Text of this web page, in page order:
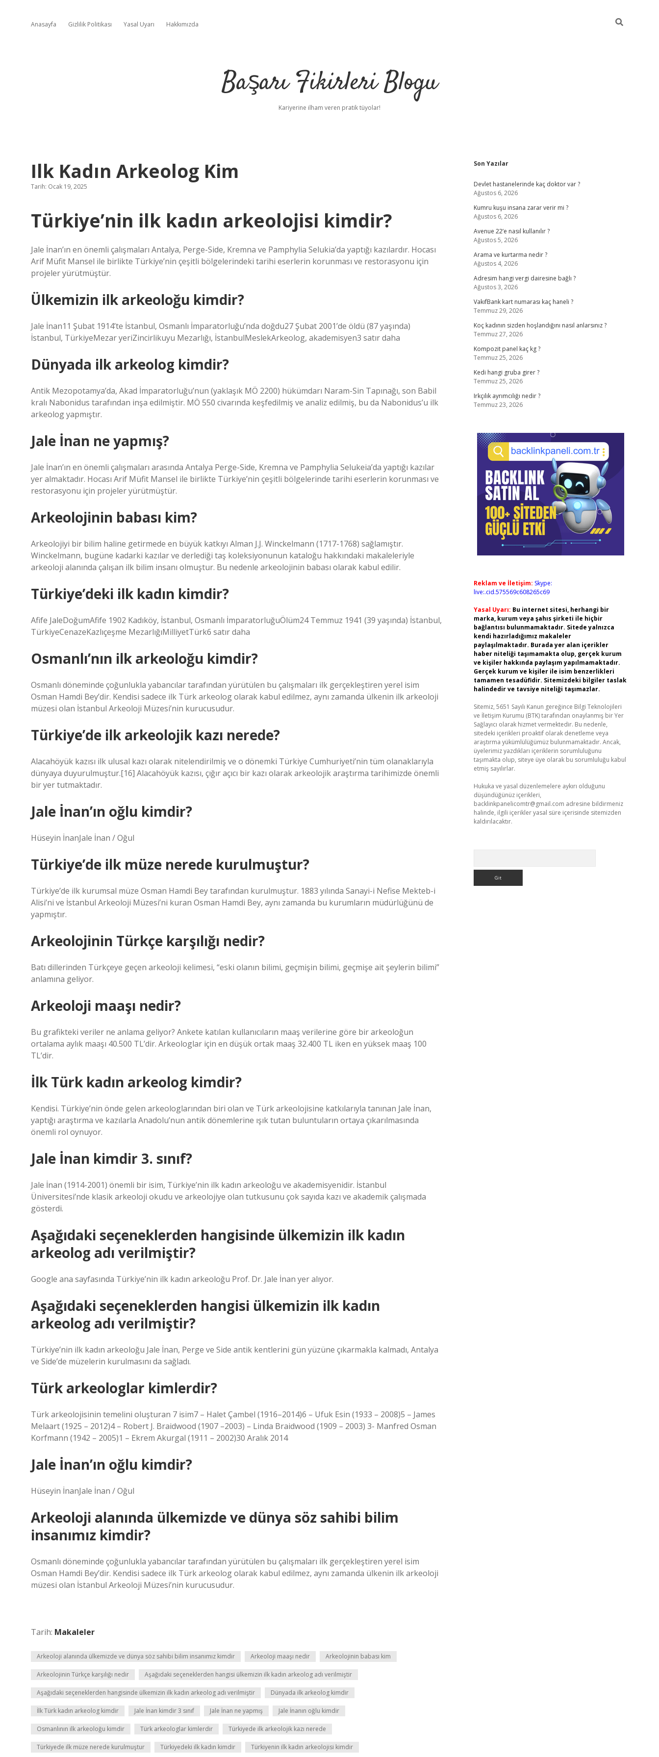
Anasayfa Gizlilik Politikası Yasal Uyarı Hakkımızda
Başarı Fikirleri Blogu
Kariyerine ilham veren pratik tüyolar!
Ilk Kadın Arkeolog Kim
Tarih: Ocak 19, 2025
Türkiye’nin ilk kadın arkeolojisi kimdir?
Jale İnan’ın en önemli çalışmaları Antalya, Perge-Side, Kremna ve Pamphylia Selukia’da yaptığı kazılardır. Hocası
Arif Müfit Mansel ile birlikte Türkiye’nin çeşitli bölgelerindeki tarihi eserlerin korunması ve restorasyonu için
projeler yürütmüştür.
Ülkemizin ilk arkeoloğu kimdir?
Jale İnan11 Şubat 1914’te İstanbul, Osmanlı İmparatorluğu’nda doğdu27 Şubat 2001’de öldü (87 yaşında)
İstanbul, TürkiyeMezar yeriZincirlikuyu Mezarlığı, İstanbulMeslekArkeolog, akademisyen3 satır daha
Dünyada ilk arkeolog kimdir?
Antik Mezopotamya’da, Akad İmparatorluğu’nun (yaklaşık MÖ 2200) hükümdarı Naram-Sin Tapınağı, son Babil
kralı Nabonidus tarafından inşa edilmiştir. MÖ 550 civarında keşfedilmiş ve analiz edilmiş, bu da Nabonidus’u ilk
arkeolog yapmıştır.
Jale İnan ne yapmış?
Jale İnan’ın en önemli çalışmaları arasında Antalya Perge-Side, Kremna ve Pamphylia Selukeia’da yaptığı kazılar
yer almaktadır. Hocası Arif Müfit Mansel ile birlikte Türkiye’nin çeşitli bölgelerinde tarihi eserlerin korunması ve
restorasyonu için projeler yürütmüştür.
Arkeolojinin babası kim?
Arkeolojiyi bir bilim haline getirmede en büyük katkıyı Alman J.J. Winckelmann (1717-1768) sağlamıştır.
Winckelmann, bugüne kadarki kazılar ve derlediği taş koleksiyonunun kataloğu hakkındaki makaleleriyle
arkeoloji alanında çalışan ilk bilim insanı olmuştur. Bu nedenle arkeolojinin babası olarak kabul edilir.
Türkiye’deki ilk kadın kimdir?
Afife JaleDoğumAfife 1902 Kadıköy, İstanbul, Osmanlı İmparatorluğuÖlüm24 Temmuz 1941 (39 yaşında) İstanbul,
TürkiyeCenazeKazlıçeşme MezarlığıMilliyetTürk6 satır daha
Osmanlı’nın ilk arkeoloğu kimdir?
Osmanlı döneminde çoğunlukla yabancılar tarafından yürütülen bu çalışmaları ilk gerçekleştiren yerel isim
Osman Hamdi Bey’dir. Kendisi sadece ilk Türk arkeolog olarak kabul edilmez, aynı zamanda ülkenin ilk arkeoloji
müzesi olan İstanbul Arkeoloji Müzesi’nin kurucusudur.
Türkiye’de ilk arkeolojik kazı nerede?
Alacahöyük kazısı ilk ulusal kazı olarak nitelendirilmiş ve o dönemki Türkiye Cumhuriyeti’nin tüm olanaklarıyla
dünyaya duyurulmuştur.[16] Alacahöyük kazısı, çığır açıcı bir kazı olarak arkeolojik araştırma tarihimizde önemli
bir yer tutmaktadır.
Jale İnan’ın oğlu kimdir?
Hüseyin İnanJale İnan / Oğul
Türkiye’de ilk müze nerede kurulmuştur?
Türkiye’de ilk kurumsal müze Osman Hamdi Bey tarafından kurulmuştur. 1883 yılında Sanayi-i Nefise Mekteb-i
Alisi’ni ve İstanbul Arkeoloji Müzesi’ni kuran Osman Hamdi Bey, aynı zamanda bu kurumların müdürlüğünü de
yapmıştır.
Arkeolojinin Türkçe karşılığı nedir?
Batı dillerinden Türkçeye geçen arkeoloji kelimesi, “eski olanın bilimi, geçmişin bilimi, geçmişe ait şeylerin bilimi”
anlamına geliyor.
Arkeoloji maaşı nedir?
Bu grafikteki veriler ne anlama geliyor? Ankete katılan kullanıcıların maaş verilerine göre bir arkeoloğun
ortalama aylık maaşı 40.500 TL’dir. Arkeologlar için en düşük ortak maaş 32.400 TL iken en yüksek maaş 100
TL’dir.
İlk Türk kadın arkeolog kimdir?
Kendisi. Türkiye’nin önde gelen arkeologlarından biri olan ve Türk arkeolojisine katkılarıyla tanınan Jale İnan,
yaptığı araştırma ve kazılarla Anadolu’nun antik dönemlerine ışık tutan buluntuların ortaya çıkarılmasında
önemli rol oynuyor.
Jale İnan kimdir 3. sınıf?
Jale İnan (1914-2001) önemli bir isim, Türkiye’nin ilk kadın arkeoloğu ve akademisyenidir. İstanbul
Üniversitesi’nde klasik arkeoloji okudu ve arkeolojiye olan tutkusunu çok sayıda kazı ve akademik çalışmada
gösterdi.
Aşağıdaki seçeneklerden hangisinde ülkemizin ilk kadın
arkeolog adı verilmiştir?
Google ana sayfasında Türkiye’nin ilk kadın arkeoloğu Prof. Dr. Jale İnan yer alıyor.
Aşağıdaki seçeneklerden hangisi ülkemizin ilk kadın
arkeolog adı verilmiştir?
Türkiye’nin ilk kadın arkeoloğu Jale İnan, Perge ve Side antik kentlerini gün yüzüne çıkarmakla kalmadı, Antalya
ve Side’de müzelerin kurulmasını da sağladı.
Türk arkeologlar kimlerdir?
Türk arkeolojisinin temelini oluşturan 7 isim7 – Halet Çambel (1916–2014)6 – Ufuk Esin (1933 – 2008)5 – James
Melaart (1925 – 2012)4 – Robert J. Braidwood (1907 –2003) – Linda Braidwood (1909 – 2003) 3- Manfred Osman
Korfmann (1942 – 2005)1 – Ekrem Akurgal (1911 – 2002)30 Aralık 2014
Jale İnan’ın oğlu kimdir?
Hüseyin İnanJale İnan / Oğul
Arkeoloji alanında ülkemizde ve dünya söz sahibi bilim
insanımız kimdir?
Osmanlı döneminde çoğunlukla yabancılar tarafından yürütülen bu çalışmaları ilk gerçekleştiren yerel isim
Osman Hamdi Bey’dir. Kendisi sadece ilk Türk arkeolog olarak kabul edilmez, aynı zamanda ülkenin ilk arkeoloji
müzesi olan İstanbul Arkeoloji Müzesi’nin kurucusudur.
Tarih: Makaleler
Arkeoloji alanında ülkemizde ve dünya söz sahibi bilim insanımız kimdir Arkeoloji maaşı nedir Arkeolojinin babası kim
Arkeolojinin Türkçe karşılığı nedir Aşağıdaki seçeneklerden hangisi ülkemizin ilk kadın arkeolog adı verilmiştir
Aşağıdaki seçeneklerden hangisinde ülkemizin ilk kadın arkeolog adı verilmiştir Dünyada ilk arkeolog kimdir
İlk Türk kadın arkeolog kimdir Jale İnan kimdir 3 sınıf Jale İnan ne yapmış Jale İnanın oğlu kimdir
Osmanlının ilk arkeoloğu kimdir Türk arkeologlar kimlerdir Türkiyede ilk arkeolojik kazı nerede
Türkiyede ilk müze nerede kurulmuştur Türkiyedeki ilk kadın kimdir Türkiyenin ilk kadın arkeolojisi kimdir
Sidebar
Son Yazılar
Devlet hastanelerinde kaç doktor var ?
Ağustos 6, 2026
Kumru kuşu insana zarar verir mi ?
Ağustos 6, 2026
Avenue 22’e nasıl kullanılır ?
Ağustos 5, 2026
Arama ve kurtarma nedir ?
Ağustos 4, 2026
Adresim hangi vergi dairesine bağlı ?
Ağustos 3, 2026
VakıfBank kart numarası kaç haneli ?
Temmuz 29, 2026
Koç kadının sizden hoşlandığını nasıl anlarsınız ?
Temmuz 27, 2026
Kompozit panel kaç kg ?
Temmuz 25, 2026
Kedi hangi gruba girer ?
Temmuz 25, 2026
Irkçılık ayrımcılığı nedir ?
Temmuz 23, 2026
Reklam ve İletişim: Skype:
live:.cid.575569c608265c69
Yasal Uyarı: Bu internet sitesi, herhangi bir
marka, kurum veya şahıs şirketi ile hiçbir
bağlantısı bulunmamaktadır. Sitede yalnızca
kendi hazırladığımız makaleler
paylaşılmaktadır. Burada yer alan içerikler
haber niteliği taşımamakta olup, gerçek kurum
ve kişiler hakkında paylaşım yapılmamaktadır.
Gerçek kurum ve kişiler ile isim benzerlikleri
tamamen tesadüfidir. Sitemizdeki bilgiler taslak
halindedir ve tavsiye niteliği taşımazlar.
Sitemiz, 5651 Sayılı Kanun gereğince Bilgi Teknolojileri
ve İletişim Kurumu (BTK) tarafından onaylanmış bir Yer
Sağlayıcı olarak hizmet vermektedir. Bu nedenle,
sitedeki içerikleri proaktif olarak denetleme veya
araştırma yükümlülüğümüz bulunmamaktadır. Ancak,
üyelerimiz yazdıkları içeriklerin sorumluluğunu
taşımakta olup, siteye üye olarak bu sorumluluğu kabul
etmiş sayılırlar.
Hukuka ve yasal düzenlemelere aykırı olduğunu
düşündüğünüz içerikleri,
backlinkpanelicomtr@gmail.com adresine bildirmeniz
halinde, ilgili içerikler yasal süre içerisinde sitemizden
kaldırılacaktır.